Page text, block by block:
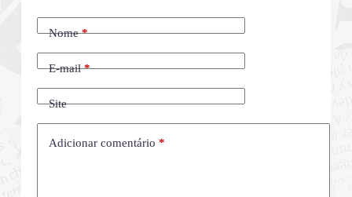
Nome*
E-mail*
Site
Adicionar comentário *